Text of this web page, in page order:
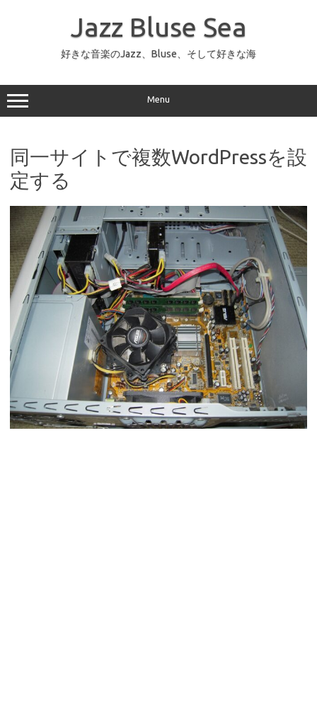
ッ
プ
Jazz Bluse Sea
好きな音楽のJazz、Bluse、そして好きな海
Menu
同一サイトで複数WordPressを設
定する